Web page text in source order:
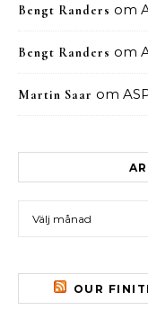
Bengt Randers om
Bengt Randers om
Martin Saar om
OUR